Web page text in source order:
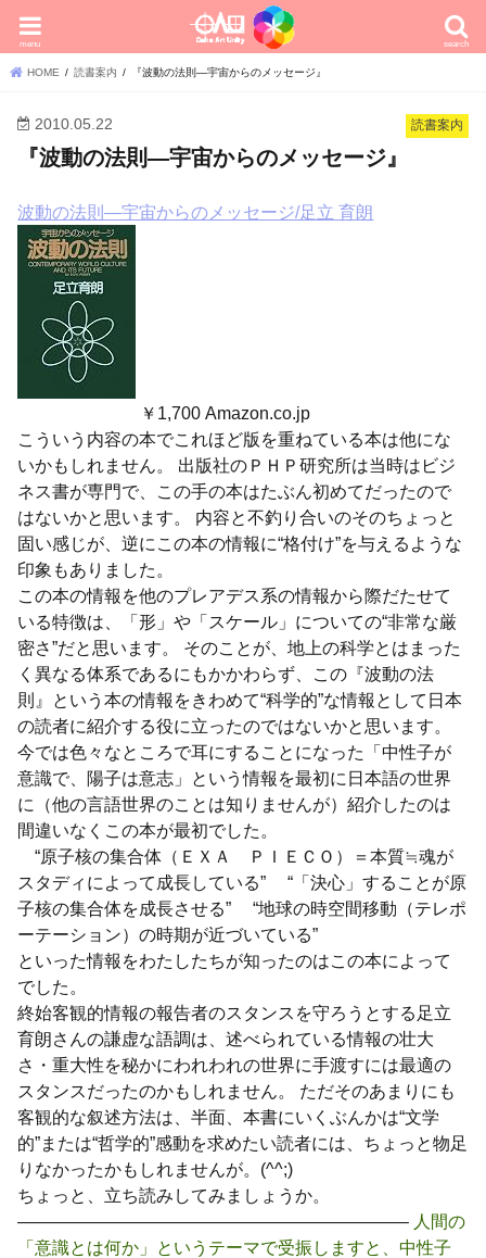
search
menu
HOME 読書案内 『波動の法則―宇宙からのメッセージ』
読書案内
2010.05.22
『波動の法則―宇宙からのメッセージ』
波動の法則―宇宙からのメッセージ/足立 育朗
￥1,700 Amazon.co.jp
こういう内容の本でこれほど版を重ねている本は他にな
いかもしれません。 出版社のＰＨＰ研究所は当時はビジ
ネス書が専門で、この手の本はたぶん初めてだったので
はないかと思います。 内容と不釣り合いのそのちょっと
固い感じが、逆にこの本の情報に“格付け”を与えるような
印象もありました。
この本の情報を他のプレアデス系の情報から際だたせて
いる特徴は、「形」や「スケール」についての“非常な厳
密さ”だと思います。 そのことが、地上の科学とはまった
く異なる体系であるにもかかわらず、この『波動の法
則』という本の情報をきわめて“科学的”な情報として日本
の読者に紹介する役に立ったのではないかと思います。
今では色々なところで耳にすることになった「中性子が
意識で、陽子は意志」という情報を最初に日本語の世界
に（他の言語世界のことは知りませんが）紹介したのは
間違いなくこの本が最初でした。
“原子核の集合体（ＥＸＡ ＰＩＥＣＯ）＝本質≒魂が
スタディによって成長している” “「決心」することが原
子核の集合体を成長させる” “地球の時空間移動（テレポ
ーテーション）の時期が近づいている”
といった情報をわたしたちが知ったのはこの本によって
でした。
終始客観的情報の報告者のスタンスを守ろうとする足立
育朗さんの謙虚な語調は、述べられている情報の壮大
さ・重大性を秘かにわれわれの世界に手渡すには最適の
スタンスだったのかもしれません。 ただそのあまりにも
客観的な叙述方法は、半面、本書にいくぶんかは“文学
的”または“哲学的”感動を求めたい読者には、ちょっと物足
りなかったかもしれませんが。(^^;)
ちょっと、立ち読みしてみましょうか。
——————————————————————– 人間の
「意識とは何か」というテーマで受振しますと、中性子